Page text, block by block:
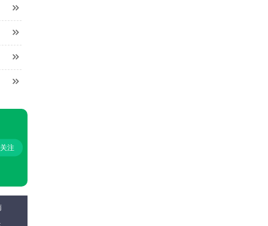




注